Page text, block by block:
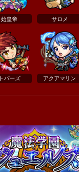
始皇帝 サロメ
トパーズ アクアマリン